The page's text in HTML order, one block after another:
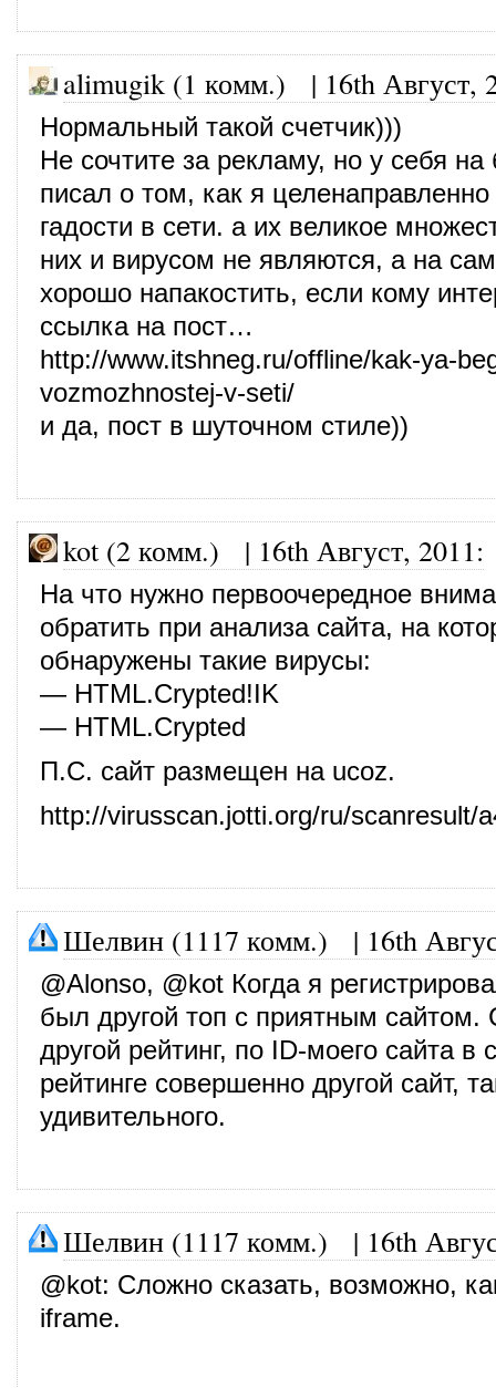
alimugik (1 комм.) | 16th Август,
Нормальный такой счетчик)))
Не сочтите за рекламу, но у себя на
писал о том, как я
гадости в сети. а их великое
них и вирусом не являются, а на
хорошо напакостить, если кому
ссылка на пост…
http://www.itshneg.ru/offline/kak-ya-
vozmozhnostej-v-seti/
и да, пост в шуточном стиле))
kot (2 комм.) | 16th Август, 2011:
На что нужно первоочередное
обратить при анализа сайта, на
обнаружены такие вирусы:
— HTML.Crypted!IK
— HTML.Crypted
П.С. сайт размещен на ucoz.
http://virusscan.jotti.org/ru/scanresult/
Шелвин (1117 комм.) | 16th
@Alonso, @kot Когда я
был другой топ с приятным сайтом.
другой рейтинг, по ID-моего сайта в
рейтинге совершенно другой сайт,
удивительного.
Шелвин (1117 комм.) | 16th
@kot: Сложно сказать, возможно,
iframe.